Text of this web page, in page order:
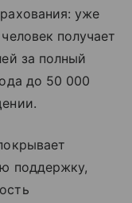
уже
получает
за полный
до 50 000
поддержку,